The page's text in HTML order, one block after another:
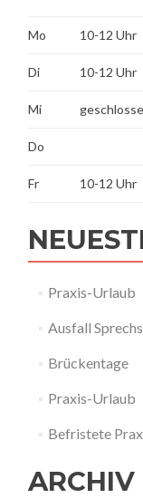
Mo 10-12 Uhr
Di 10-12 Uhr
Mi
Do
Fr 10-12 Uhr
Praxis-Urlaub
Ausfall
Brückentage
Praxis-Urlaub
Befristete
ARCHIV